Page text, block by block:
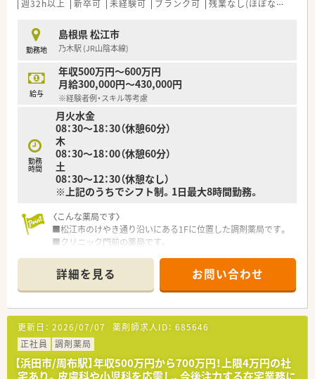
など、労務管理が徹底されたホワイトな企業です。
【求人情報について】
■ご経験やスキルを考慮し、年収560万円から750万円までの高
水準な給与設定でご相談が可能となっております。
■年間休日は120日以上としっかりと確保されており、仕事とプ
ライベートのメリハリをつけて働ける環境です。
■地域手当や住宅手当など各種手当が非常に充実しており、安定
した収入を得ながら長く勤務いただけます。
【職場環境と雰囲気】
■店舗は十字路に面した大きく綺麗な建物であり、広々とした駐
車場やバックヤードも完備されている環境です。
■従業員同士のコミュニケーションを大切にしており、穏やかで
■トップダウンではないため現場の意見が尊重されやすく、ギス
ギスした雰囲気のない働きやすい店舗となります。
週32h以上 新卒可 未経験可 ブランク可 残業なし(ほぼなし含む)
勤務地
島根県 松江市
乃木駅 (JR山陰本線)
給与
年収500万円～600万円
月給300,000円～430,000円
※経験者例・スキル等考慮
勤務
時間
月火水金
08：30～18：30（休憩60分）
木
08：30～18：00（休憩60分）
土
08：30～12：30（休憩なし）
※上記のうちでシフト制。1日最大8時間勤務。
〈こんな薬局です〉
■松江市のけやき通り沿いにある1Fに位置した調剤薬局です。
■クリニック門前の薬局です。
■薬剤師正社員1名、パート1名在籍しています。
■調剤設備充実しています。
薬歴（メルフィン・店舗内に2台設置されています。）,散剤監査
システム、カセット付き自動分包機（ユヤマ・ユニバーサルカセッ
ト有り）
〈業務内容〉
■処方箋枚数：40～50枚/日
■調剤・投薬・服薬指導・OTC など
詳細を見る お問い合わせ
更新日： 2026/07/07 薬剤師求人ID： 685646
正社員
調剤薬局
【浜田市/周布駅】年収500万円から700万円！上限4万円の社